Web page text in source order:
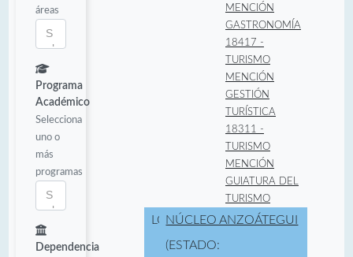
áreas
Programa
Académico
Selecciona
uno o
más
programas
Dependencia
MENCIÓN
GASTRONOMÍA
18417 -
TURISMO
MENCIÓN
GESTIÓN
TURÍSTICA
18311 -
TURISMO
MENCIÓN
GUIATURA DEL
TURISMO
LOCALIDAD:
NÚCLEO ANZOÁTEGUI
(ESTADO: